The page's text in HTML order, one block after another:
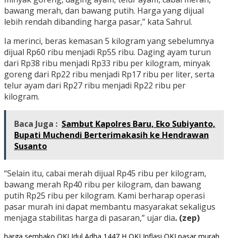
bawang merah, dan bawang putih. Harga yang dijual
lebih rendah dibanding harga pasar,” kata Sahrul.
Ia merinci, beras kemasan 5 kilogram yang sebelumnya
dijual Rp60 ribu menjadi Rp55 ribu. Daging ayam turun
dari Rp38 ribu menjadi Rp33 ribu per kilogram, minyak
goreng dari Rp22 ribu menjadi Rp17 ribu per liter, serta
telur ayam dari Rp27 ribu menjadi Rp22 ribu per
kilogram.
Baca Juga : Sambut Kapolres Baru, Eko Subiyanto,
Bupati Muchendi Berterimakasih ke Hendrawan
Susanto
“Selain itu, cabai merah dijual Rp45 ribu per kilogram,
bawang merah Rp40 ribu per kilogram, dan bawang
putih Rp25 ribu per kilogram. Kami berharap operasi
pasar murah ini dapat membantu masyarakat sekaligus
menjaga stabilitas harga di pasaran,” ujar dia. (zep)